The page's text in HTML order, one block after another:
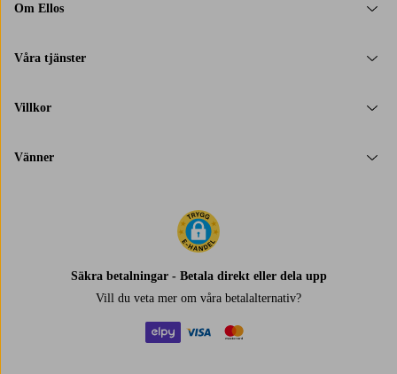
Om Ellos
Våra tjänster
Villkor
Vänner
Säkra betalningar - Betala direkt eller dela upp
Vill du veta mer om våra betalalternativ?